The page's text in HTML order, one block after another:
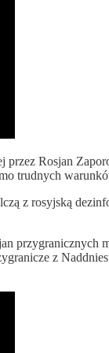
Rosjan
trudnych
z rosyjską
przygranicznych
z